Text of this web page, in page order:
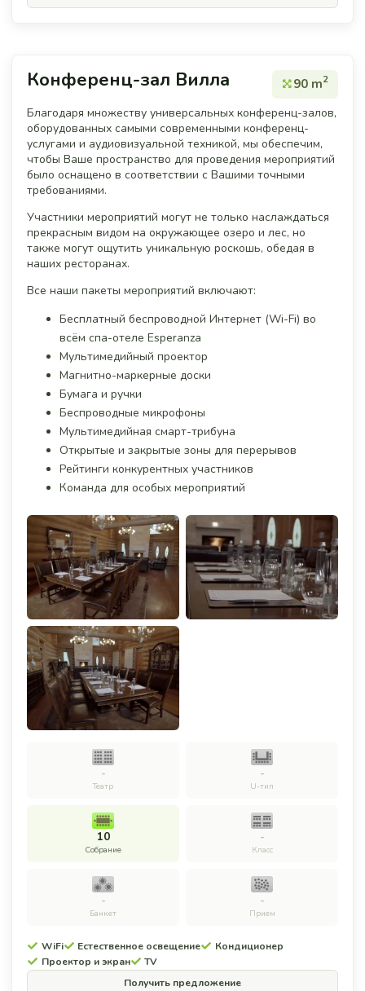
Конференц-зал Вилла 90 m2
Благодаря множеству универсальных конференц-залов,
оборудованных самыми современными конференц-
услугами и аудиовизуальной техникой, мы обеспечим,
чтобы Ваше пространство для проведения мероприятий
было оснащено в соответствии с Вашими точными
требованиями.
Участники мероприятий могут не только наслаждаться
прекрасным видом на окружающее озеро и лес, но
также могут ощутить уникальную роскошь, обедая в
наших ресторанах.
Все наши пакеты мероприятий включают:
Бесплатный беспроводной Интернет (Wi-Fi) во
всём спа-отеле Esperanza
Мультимедийный проектор
Магнитно-маркерные доски
Бумага и ручки
Беспроводные микрофоны
Мультимедийная смарт-трибуна
Открытые и закрытые зоны для перерывов
Рейтинги конкурентных участников
Команда для особых мероприятий
-
Театр
-
U-тип
10
Собрание
-
Класс
-
Банкет
-
Прием
WiFi Естественное освещение
Кондиционер
Проектор и экран
TV
Получить предложение